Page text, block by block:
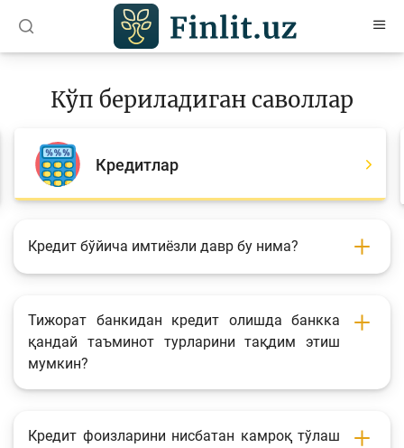
Мақолалар
Ўқув қўлланмалар
Лойиҳалар
Сўровнома
Сўровлар
Фотогалерея
Кўп бериладиган саволлар
Кредитлар
Кредит бўйича имтиёзли давр бу нима?
Тижорат банкидан кредит олишда банкка
қандай таъминот турларини тақдим этиш
мумкин?
Кредит фоизларини нисбатан камроқ тўлаш